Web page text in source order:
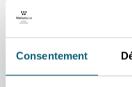
Consentement
votre
vous
vos
vos